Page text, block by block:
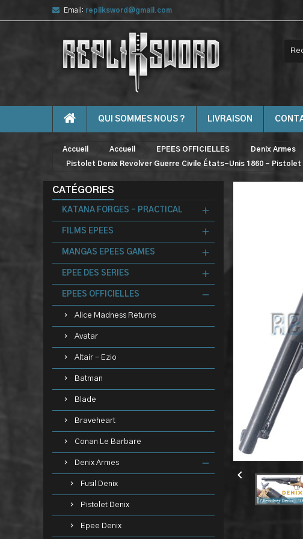
Email: repliksword@gmail.com
QUI SOMMES NOUS ? LIVRAISON
Accueil Accueil EPEES OFFICIELLES Denix Armes
Pistolet Denix Revolver Guerre Civile États-Unis 1860 -
CATÉGORIES
KATANA FORGES - PRACTICAL
FILMS EPEES
MANGAS EPEES GAMES
EPEE DES SERIES
EPEES OFFICIELLES
Alice Madness Returns
Avatar
Altair - Ezio
Batman
Blade
Braveheart
Conan Le Barbare
Denix Armes
Fusil Denix
Pistolet Denix
Epee Denix
